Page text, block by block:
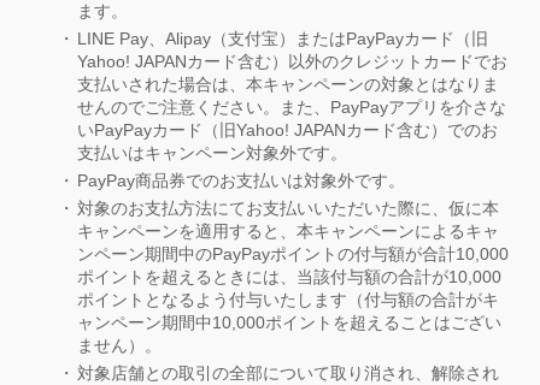
ます。
LINE Pay、Alipay（支付宝）またはPayPayカード（旧
Yahoo! JAPANカード含む）以外のクレジットカードでお
支払いされた場合は、本キャンペーンの対象とはなりま
せんのでご注意ください。また、PayPayアプリを介さな
いPayPayカード（旧Yahoo! JAPANカード含む）でのお
支払いはキャンペーン対象外です。
PayPay商品券でのお支払いは対象外です。
対象のお支払方法にてお支払いいただいた際に、仮に本
キャンペーンを適用すると、本キャンペーンによるキャ
ンペーン期間中のPayPayポイントの付与額が合計10,000
ポイントを超えるときには、当該付与額の合計が10,000
ポイントとなるよう付与いたします（付与額の合計がキ
ャンペーン期間中10,000ポイントを超えることはござい
ません）。
対象店舗との取引の全部について取り消され、解除され